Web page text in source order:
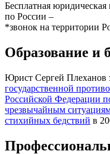
Бесплатная
по России –
*звонок на территории
Образование и
Юрист Сергей Плеханов
государственной
Российской Федерации
чрезвычайным
стихийных бедствий в